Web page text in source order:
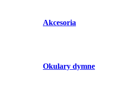
Akcesoria
Okulary dymne